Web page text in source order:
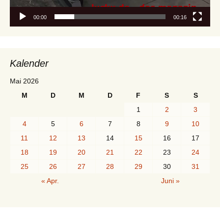
00:00 00:16
Kalender
Mai 2026
M
D M D F S
S
1
2
3
4
5 6 7 8 9
10
11
12 13 14 15 16
17
18
19 20 21 22 23
24
25
26 27 28 29 30
31
« Apr.
Juni »